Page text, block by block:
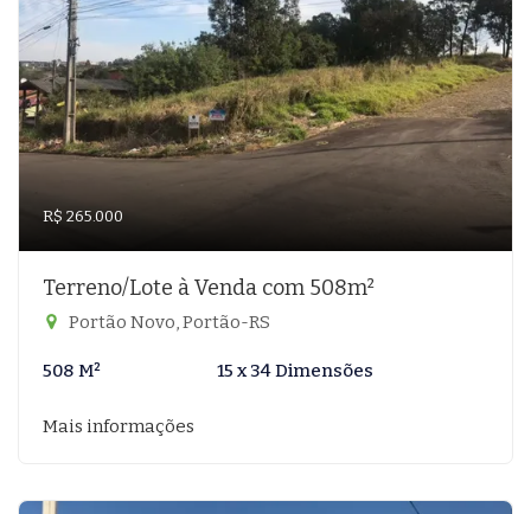
R$ 265.000
Terreno/Lote à Venda com 508m²
Portão Novo, Portão-RS
508 M² 15 x 34 Dimensões
Mais informações